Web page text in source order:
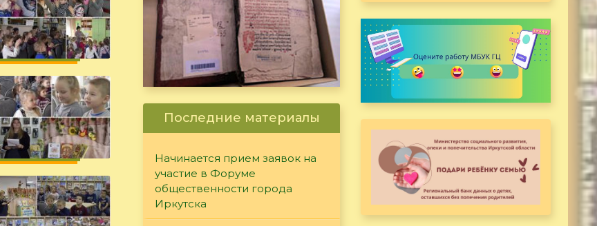
Последние материалы
Начинается прием заявок на
участие в Форуме
общественности города
Иркутска